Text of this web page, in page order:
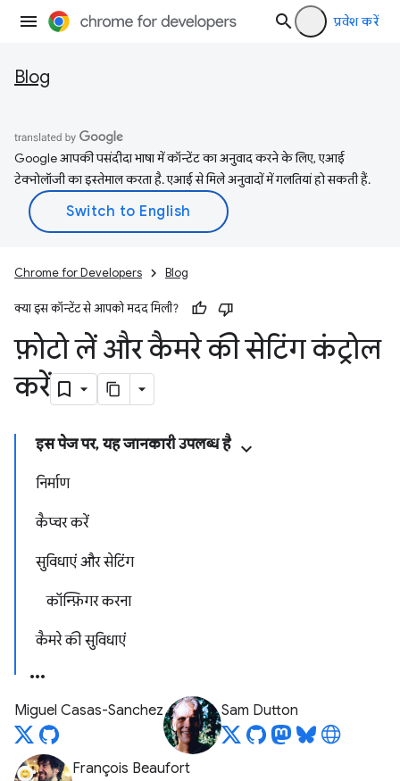
प्रवेश करें
Blog
Google आपकी पसंदीदा भाषा में कॉन्टेंट का अनुवाद करने के लिए, एआई
टेक्नोलॉजी का इस्तेमाल करता है. एआई से मिले अनुवादों में गलतियां हो सकती हैं.
Chrome for Developers Blog
क्या इस कॉन्टेंट से आपको मदद मिली?
फ़ोटो लें और कैमरे की सेटिंग कंट्रोल
करें
इस पेज पर, यह जानकारी उपलब्ध है
निर्माण
कैप्चर करें
सुविधाएं और सेटिंग
कॉन्फ़िगर करना
कैमरे की सुविधाएं
Miguel Casas-Sanchez Sam Dutton
François Beaufort